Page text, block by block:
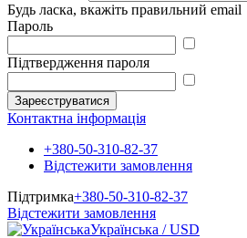
Будь ласка, вкажіть правильний email
Пароль
Підтвердження пароля
Зареєструватися
Контактна інформація
+380-50-310-82-37
Відстежити замовлення
Підтримка+380-50-310-82-37
Відстежити замовлення
Українська / USD